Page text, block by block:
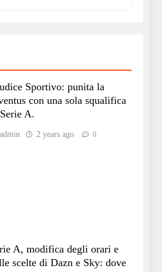
Sportivo: punita la
con una sola squalifica
A.
admin 2 years ago 0
A, modifica degli orari e
scelte di Dazn e Sky: dove